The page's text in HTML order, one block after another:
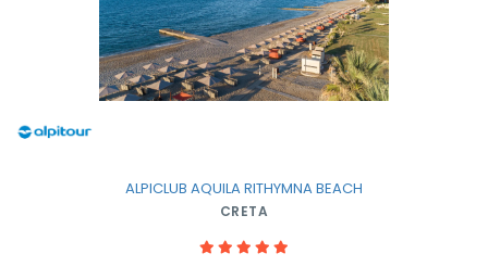
ALPICLUB AQUILA RITHYMNA BEACH
CRETA